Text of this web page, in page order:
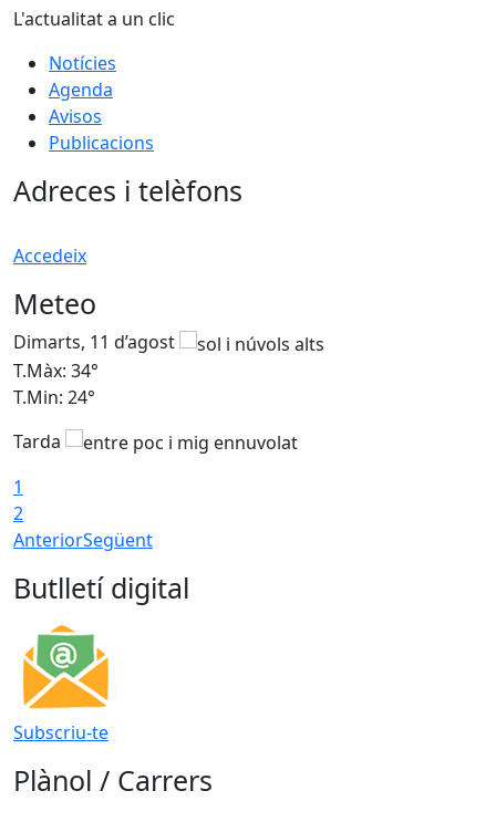
L'actualitat a un clic
Notícies
Agenda
Avisos
Publicacions
Adreces i telèfons
Accedeix
Meteo
Dimarts, 11 d’agost
T.Màx: 34°
T.Min: 24°
Tarda
1
2
AnteriorSegüent
Butlletí digital
Subscriu-te
Plànol / Carrers